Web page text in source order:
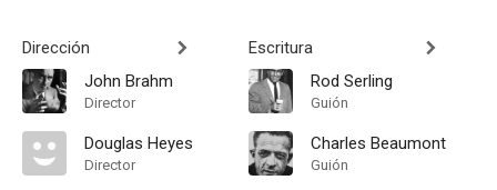
Dirección
John Brahm
Director
Douglas Heyes
Director
Escritura
Rod Serling
Guión
Charles Beaumont
Guión